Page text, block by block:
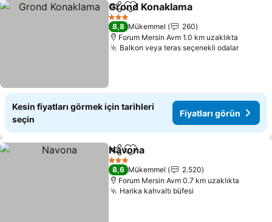
PaylaşFavorilerime ekle
Grond Konaklama
3 Yıldız
8,8 Mükemmel
260
Forum Mersin Avm 1.0 km uzaklıkta
Balkon veya teras seçenekli odalar
Kesin fiyatları görmek için tarihleri
seçin
Fiyatları görün
PaylaşFavorilerime ekle
Navona
3 Yıldız
8,6 Mükemmel
2.520
Forum Mersin Avm 0.7 km uzaklıkta
Harika kahvaltı büfesi